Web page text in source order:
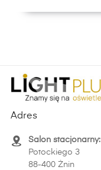
Adres
Salon stacjonarny:
Potockiego 3
88-400 Żnin